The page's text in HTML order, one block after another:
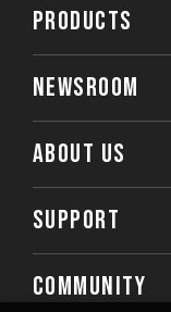
PRODUCTS
NEWSROOM
ABOUT US
SUPPORT
COMMUNITY